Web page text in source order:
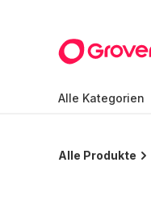
Alle Kategorien
Alle Produkte